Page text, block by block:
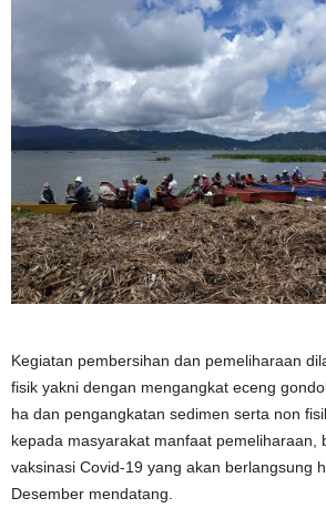
Kegiatan pembersihan dan pemeliharaan
fisik yakni dengan mengangkat eceng
ha dan pengangkatan sedimen serta non
kepada masyarakat manfaat pemeliharaan,
vaksinasi Covid-19 yang akan berlangsung
Desember mendatang.